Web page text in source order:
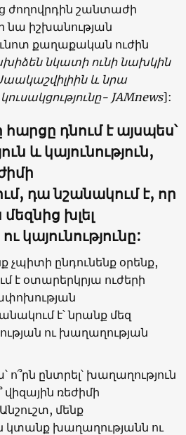
ժողովրդին շանտաժի
նա իշխանության
քաղաքական ուժին
նկատի ունի նախկին
և նրա
JAMnews]:
դնում է այսպես՝
և կայունություն,
դա նշանակում է, որ
խլել
կայունությունը:
չպիտի ընդունենք օրենք,
է օտարերկրյա ուժերի
է՝ նրանք մեզ
ու խաղաղության
ընտրել՝ խաղաղություն
վիզային ռեժիմի
մենք
կտանք խաղաղությանն ու